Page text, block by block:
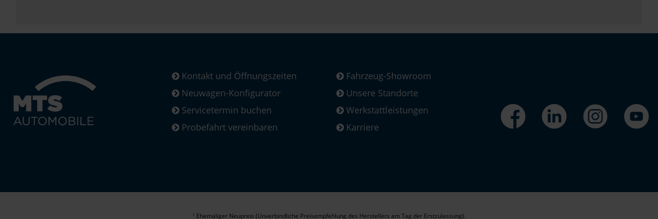
Kontakt und Öffnungszeiten
Neuwagen-Konfigurator
Servicetermin buchen
Probefahrt vereinbaren
Fahrzeug-Showroom
Unsere Standorte
Werkstattleistungen
Karriere
1 Ehemaliger Neupreis (Unverbindliche Preisempfehlung des Herstellers am Tag der Erstzulassung).